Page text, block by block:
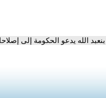
الله يدعو الحكومة إلى